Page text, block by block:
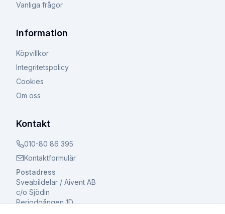
Vanliga frågor
Information
Köpvillkor
Integritetspolicy
Cookies
Om oss
Kontakt
010-80 86 395
Kontaktformulär
Postadress
Sveabildelar / Aivent AB
c/o Sjödin
Periodgången 1D